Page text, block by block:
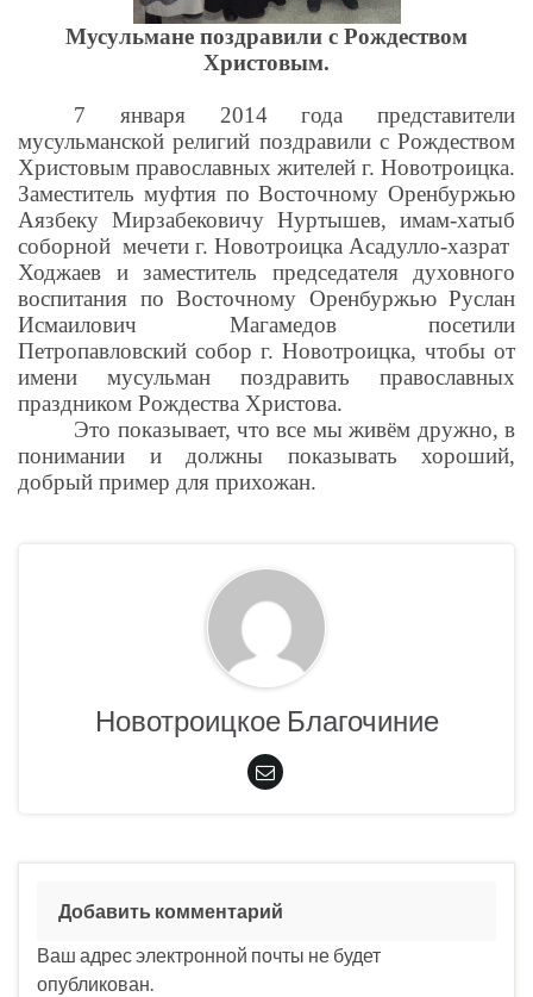
Мусульмане поздравили с Рождеством
Христовым.
7 января 2014 года представители
мусульманской религий поздравили с Рождеством
Христовым православных жителей г. Новотроицка.
Заместитель муфтия по Восточному Оренбуржью
Аязбеку Мирзабековичу Нуртышев, имам-хатыб
соборной мечети г. Новотроицка Асадулло-хазрат
Ходжаев и заместитель председателя духовного
воспитания по Восточному Оренбуржью Руслан
Исмаилович Магамедов посетили
Петропавловский собор г. Новотроицка, чтобы от
имени мусульман поздравить православных
праздником Рождества Христова.
Это показывает, что все мы живём дружно, в
понимании и должны показывать хороший,
добрый пример для прихожан.
Новотроицкое Благочиние
Добавить комментарий
Ваш адрес электронной почты не будет
опубликован.